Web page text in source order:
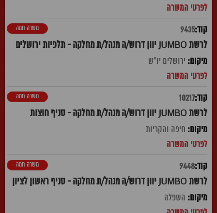
9435
לרשת JUMBO יוון דרוש/ה מנהל/ת מחלקה - תלפיות ירושלים
משרה חמה
ירושלים יו"ש
10217
לרשת JUMBO יוון דרוש/ה מנהל/ת מחלקה - סניף חוצות
משרה חמה
חיפה והקריות
9448
לרשת JUMBO יוון דרוש/ה מנהל/ת מחלקה - סניף ראשון לציון
משרה חמה
השפלה